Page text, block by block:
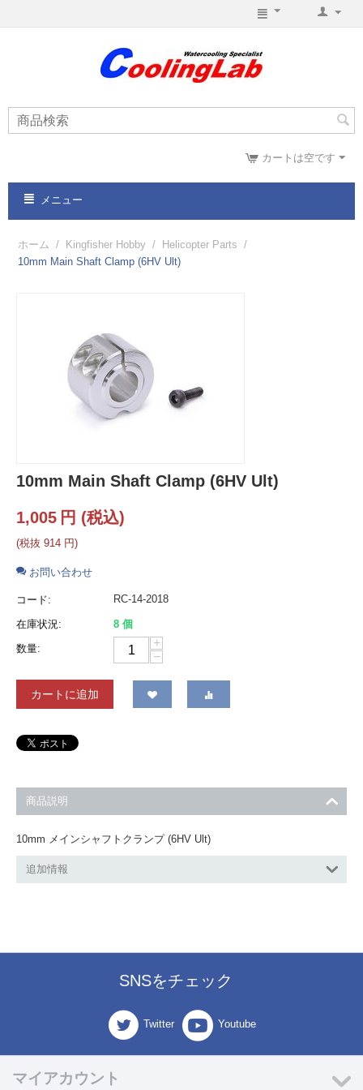
カートは空です
メニュー
ホーム / Kingfisher Hobby / Helicopter Parts /
10mm Main Shaft Clamp (6HV Ult)
10mm Main Shaft Clamp (6HV Ult)
1,005 円 (税込)
(税抜 914 円)
お問い合わせ
コード: RC-14-2018
在庫状況:
8 個
数量:
+
−
カートに追加
商品説明
10mm メインシャフトクランプ (6HV Ult)
追加情報
SNSをチェック
Twitter Youtube
マイアカウント